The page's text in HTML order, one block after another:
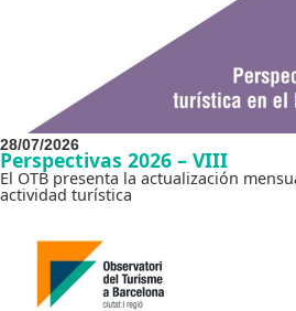
28/07/2026
Perspectivas 2026 – VIII
El OTB presenta la actualización
actividad turística